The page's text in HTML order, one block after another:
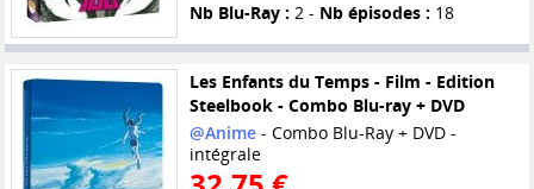
Nb Blu-Ray : 2 - Nb épisodes : 18
Les Enfants du Temps - Film - Edition
Steelbook - Combo Blu-ray + DVD
@Anime- Combo Blu-Ray + DVD -
intégrale